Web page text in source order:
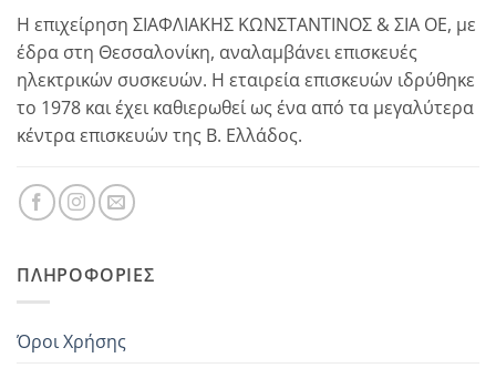
Η επιχείρηση ΣΙΑΦΛΙΑΚΗΣ ΚΩΝΣΤΑΝΤΙΝΟΣ & ΣΙΑ ΟΕ, με
έδρα στη Θεσσαλονίκη, αναλαμβάνει επισκευές
ηλεκτρικών συσκευών. Η εταιρεία επισκευών ιδρύθηκε
το 1978 και έχει καθιερωθεί ως ένα από τα μεγαλύτερα
κέντρα επισκευών της Β. Ελλάδος.
ΠΛΗΡΟΦΟΡΊΕΣ
Όροι Χρήσης